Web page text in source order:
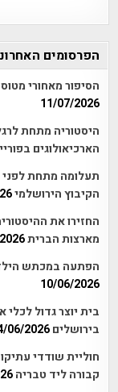
הפרסומים
הסיפור מאחורי
11/07/2026
היסטוריה מתחת
הארכיאולוגים
תעלומה מתחת
הקיבוץ הירושלמי
החזירו את
מארצות הברית
הפתעה במכתש הילד
10/06/2026
בית יוצר גדול
בירושלים 06/2026
חוליית שודדי
קבורה ליד טבריה